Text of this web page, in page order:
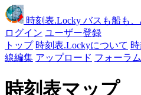
時刻表.Locky バスも船も
ログイン ユーザー登録
トップ 時刻表.Lockyについて
線編集 アップロード フォーラム
時刻表マップ